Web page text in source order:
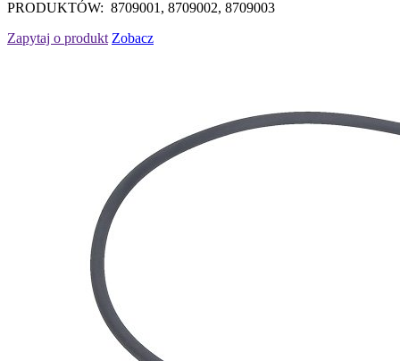
PRODUKTÓW: 8709001, 8709002, 8709003
Zapytaj o produkt Zobacz